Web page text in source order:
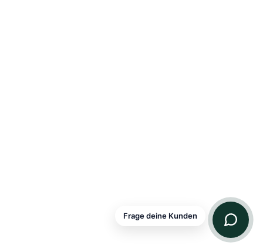
Frage deine Kunden